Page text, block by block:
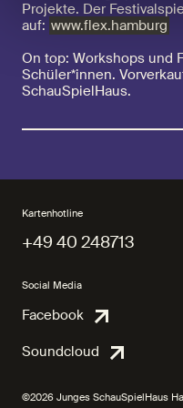
Projekte. Der
auf: www.flex.hamburg
On top: Workshops und
Schüler*innen.
SchauSpielHaus.
Kartenhotline
+49 40 248713
Social Media
Facebook
Soundcloud
©2026 Junges SchauSpielHaus